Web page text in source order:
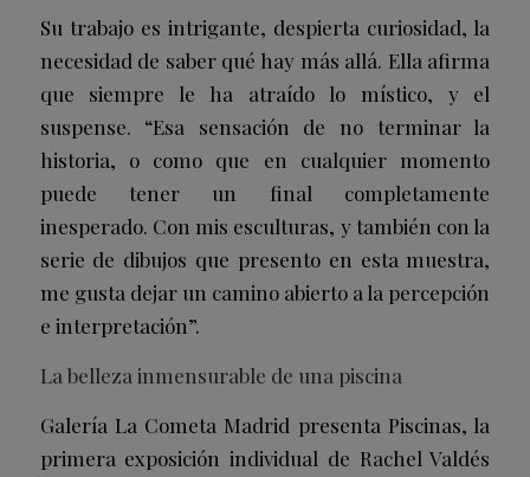
Su trabajo es intrigante, despierta curiosidad, la
necesidad de saber qué hay más allá. Ella afirma
que siempre le ha atraído lo místico, y el
suspense. “Esa sensación de no terminar la
historia, o como que en cualquier momento
puede tener un final completamente
inesperado. Con mis esculturas, y también con la
serie de dibujos que presento en esta muestra,
me gusta dejar un camino abierto a la percepción
e interpretación”.
La belleza inmensurable de una piscina
Galería La Cometa Madrid presenta Piscinas, la
primera exposición individual de Rachel Valdés